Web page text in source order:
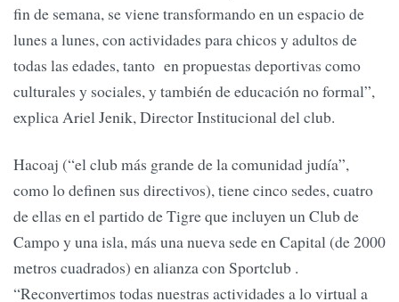
fin de semana, se viene transformando en un espacio de
lunes a lunes, con actividades para chicos y adultos de
todas las edades, tanto en propuestas deportivas como
culturales y sociales, y también de educación no formal”,
explica Ariel Jenik, Director Institucional del club.
Hacoaj (“el club más grande de la comunidad judía”,
como lo definen sus directivos), tiene cinco sedes, cuatro
de ellas en el partido de Tigre que incluyen un Club de
Campo y una isla, más una nueva sede en Capital (de 2000
metros cuadrados) en alianza con Sportclub .
“Reconvertimos todas nuestras actividades a lo virtual a